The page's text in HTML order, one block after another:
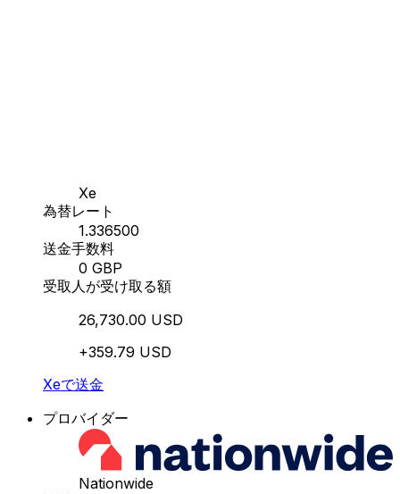
Xe
為替レート
1.336500
送金手数料
0 GBP
受取人が受け取る額
26,730.00 USD
+359.79 USD
Xeで送金
プロバイダー
Nationwide